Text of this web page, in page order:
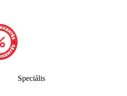
Speciális